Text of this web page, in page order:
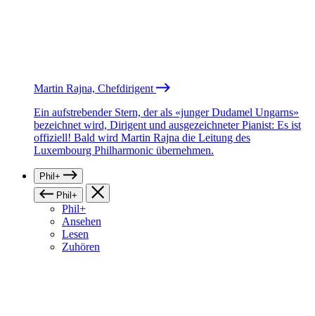
Martin Rajna, Chefdirigent
Ein aufstrebender Stern, der als «junger Dudamel Ungarns»
bezeichnet wird, Dirigent und ausgezeichneter Pianist: Es ist
offiziell! Bald wird Martin Rajna die Leitung des
Luxembourg Philharmonic übernehmen.
Phil+
Phil+
Phil+
Ansehen
Lesen
Zuhören